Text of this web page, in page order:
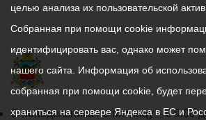
График
С понедельника по пятницу – с 9.00
целью анализа их пользовательской
Собранная при помощи cookie
идентифицировать вас, однако может
нашего сайта. Информация об
собранная при помощи cookie, будет
храниться на сервере Яндекса в ЕС и